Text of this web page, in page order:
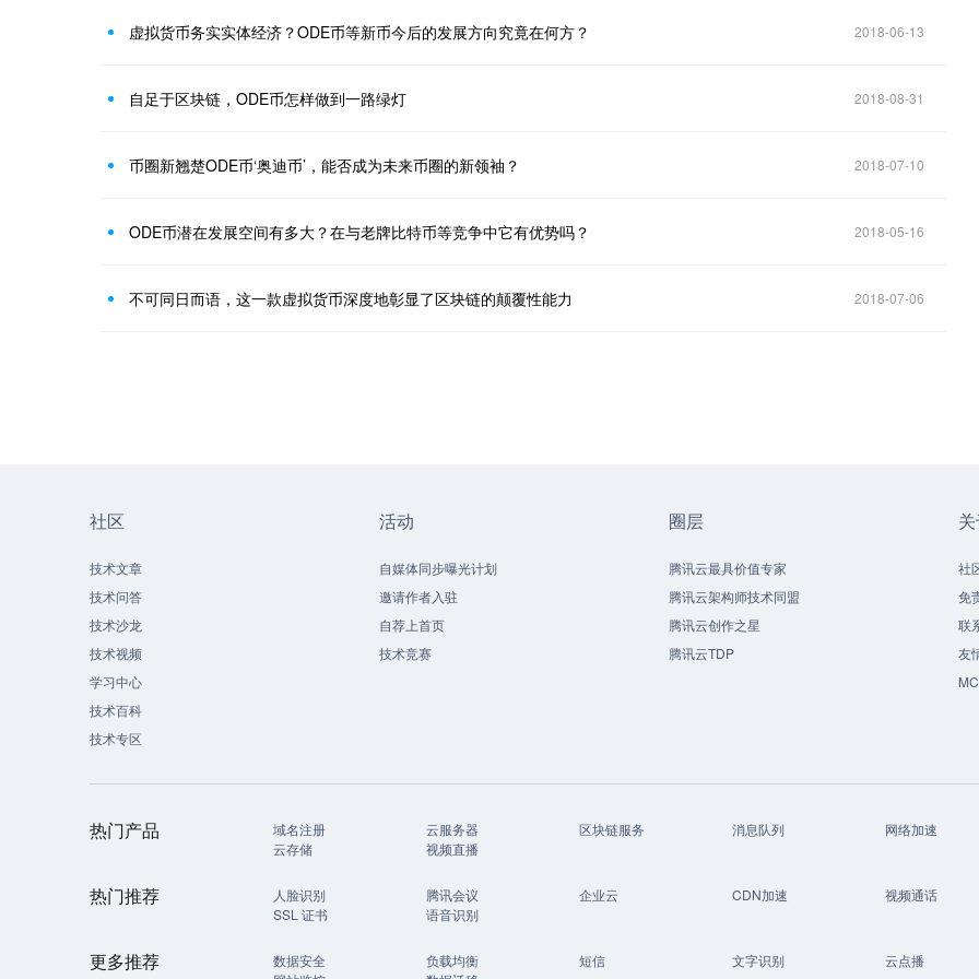
虚拟货币务实实体经济？ODE币等新币今后的发展方向究竟在何方？ 2018-06-13
自足于区块链，ODE币怎样做到一路绿灯 2018-08-31
币圈新翘楚ODE币‘奥迪币’，能否成为未来币圈的新领袖？ 2018-07-10
ODE币潜在发展空间有多大？在与老牌比特币等竞争中它有优势吗？ 2018-05-16
不可同日而语，这一款虚拟货币深度地彰显了区块链的颠覆性能力 2018-07-06
社区
技术文章
技术问答
技术沙龙
技术视频
学习中心
技术百科
技术专区
活动
自媒体同步曝光计划
邀请作者入驻
自荐上首页
技术竞赛
圈层
腾讯云最具价值专家
腾讯云架构师技术同盟
腾讯云创作之星
腾讯云TDP
社
免
联
友
热门产品 域名注册 云服务器 区块链服务 消息队列
网络加速
云存储
视频直播
热门推荐 人脸识别 腾讯会议 企业云 CDN加速
视频通话
SSL 证书
语音识别
更多推荐 数据安全 负载均衡 短信 文字识别
云点播